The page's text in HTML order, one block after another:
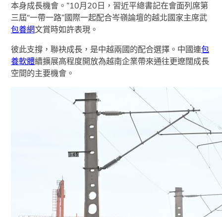
本身成長機會。”10月20日，習近平總書記在會面列席第
三屆“一帶一路”國際一起配合岑嶺論壇的越北國家主席武
包養網文賞時如許表現。
彼此支撐，聯袂成長，是中越兩國的配合選擇。中國連包
養軟體續擴展高程度開放為越南企業帶來通往更遼闊成長
空間的主要機會。